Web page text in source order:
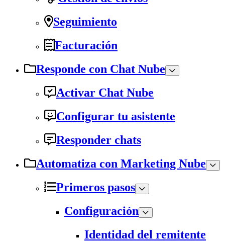
Seguimiento
Facturación
Responde con Chat Nube
Activar Chat Nube
Configurar tu asistente
Responder chats
Automatiza con Marketing Nube
Primeros pasos
Configuración
Identidad del remitente